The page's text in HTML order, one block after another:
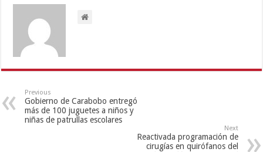
Previous
Gobierno de Carabobo entregó
más de 100 juguetes a niños y
niñas de patrullas escolares
Next
Reactivada programación de
cirugías en quirófanos del